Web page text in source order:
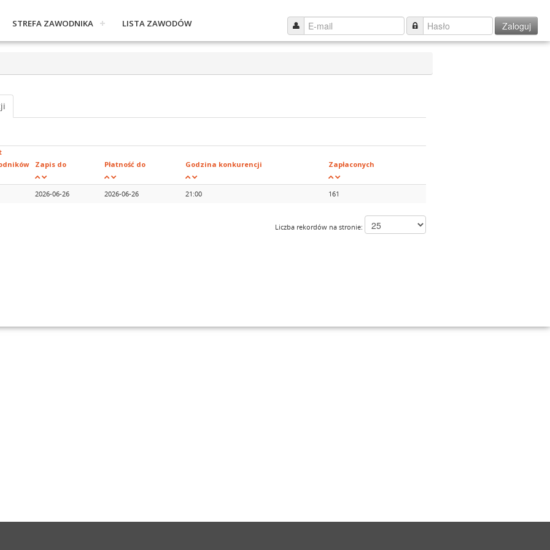
Zaloguj
STREFA ZAWODNIKA LISTA ZAWODÓW
Zapis do Płatność do Godzina konkurencji Zapłaconych
2026-06-26 2026-06-26 21:00 161
Liczba rekordów na stronie: